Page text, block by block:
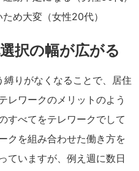
め大変（女性20代）
択の幅が広がる
縛りがなくなることで、居住
レワークのメリットのよう
すべてをテレワークでして
クを組み合わせた働き方を
ていますが、例え週に数日